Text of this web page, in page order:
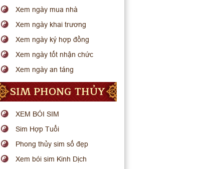
Xem ngày mua nhà
Xem ngày khai trương
Xem ngày ký hợp đồng
Xem ngày tốt nhận chức
Xem ngày an táng
SIM PHONG THỦY
XEM BÓI SIM
Sim Hợp Tuổi
Phong thủy sim số đẹp
Xem bói sim Kinh Dịch